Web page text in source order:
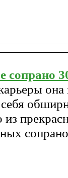
сопрано
она
из